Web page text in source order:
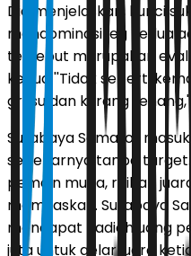
Dia menjelaskan, kunci
mendominasi leg kedua
tersebut merupakan
kedua ''Tidak seperti
grusu dan kurang
Surabaya Samator
sebenarnya tanpa
pemain muda, raihan
memuaskan. Surabaya
mendapat hadiah uang
juta untuk gelar juara